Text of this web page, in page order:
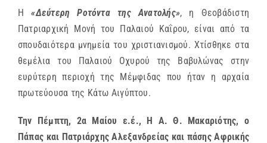
Η«Δεύτερη Ροτόντα της Ανατολής», η Θεοβάδιστη
Πατριαρχική Μονή του Παλαιού Καΐρου, είναι από τα
σπουδαιότερα μνημεία του χριστιανισμού. Χτίσθηκε στα
θεμέλια του Παλαιού Οχυρού της Βαβυλώνας στην
ευρύτερη περιοχή της Μέμφιδας που ήταν η αρχαία
πρωτεύουσα της Κάτω Αιγύπτου.
Την Πέμπτη, 2α Μαίου ε.έ., Η Α. Θ. Μακαριότης, ο
Πάπας και Πατριάρχης Αλεξανδρείας και πάσης Αφρικής